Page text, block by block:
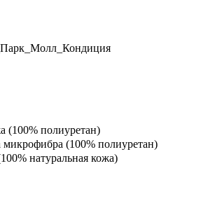
(100% полиуретан)
микрофибра (100% полиуретан)
натуральная кожа)